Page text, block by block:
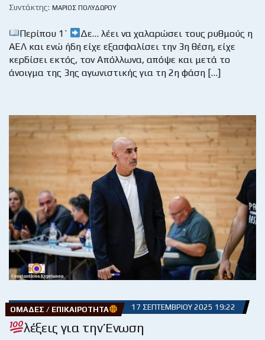
Συντάκτης: ΜΆΡΙΟΣ ΠΟΛΥΔΏΡΟΥ
Περίπου 1`
Δε… λέει να χαλαρώσει τους ρυθμούς η
ΑΕΛ και ενώ ήδη είχε εξασφαλίσει την 3η θέση, είχε
κερδίσει εκτός, τον Απόλλωνα, απόψε και μετά το
άνοιγμα της 3ης αγωνιστικής για τη 2η φάση […]
ΟΜΆΔΕΣ / ΕΠΙΚΑΙΡΌΤΗΤΑ 17 ΣΕΠΤΕΜΒΡΊΟΥ 2025 19:22
λέξεις για την Ένωση